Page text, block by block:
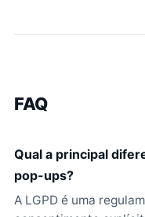
FAQ
Qual a principal
pop-ups?
A LGPD é uma